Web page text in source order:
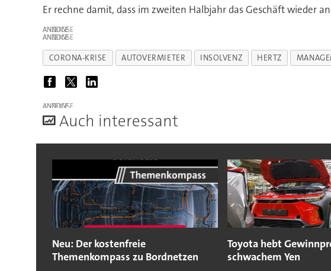
Er rechne damit, dass im zweiten Halbjahr das Geschäft wieder
ANZEIGE
ANZEIGE
CORONA-KRISE AUTOVERMIETER INSOLVENZ HERTZ
ANZEIGE
Auch interessant
Neu: Der kostenfreie
Themenkompass zu Bordnetzen
Toyota hebt
schwachem Yen